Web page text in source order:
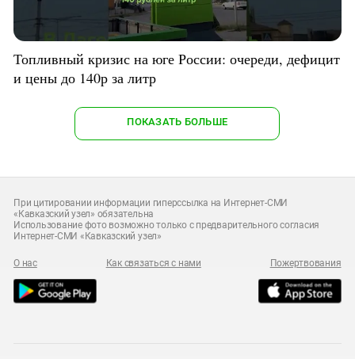
Топливный кризис на юге России: очереди, дефицит
и цены до 140р за литр
ПОКАЗАТЬ БОЛЬШЕ
При цитировании информации гиперссылка на Интернет-СМИ
«Кавказский узел» обязательна
Использование фото возможно только с предварительного согласия
Интернет-СМИ «Кавказский узел»
О нас Как связаться с нами Пожертвования